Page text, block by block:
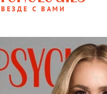
ВЕЗДЕ С ВАМИ